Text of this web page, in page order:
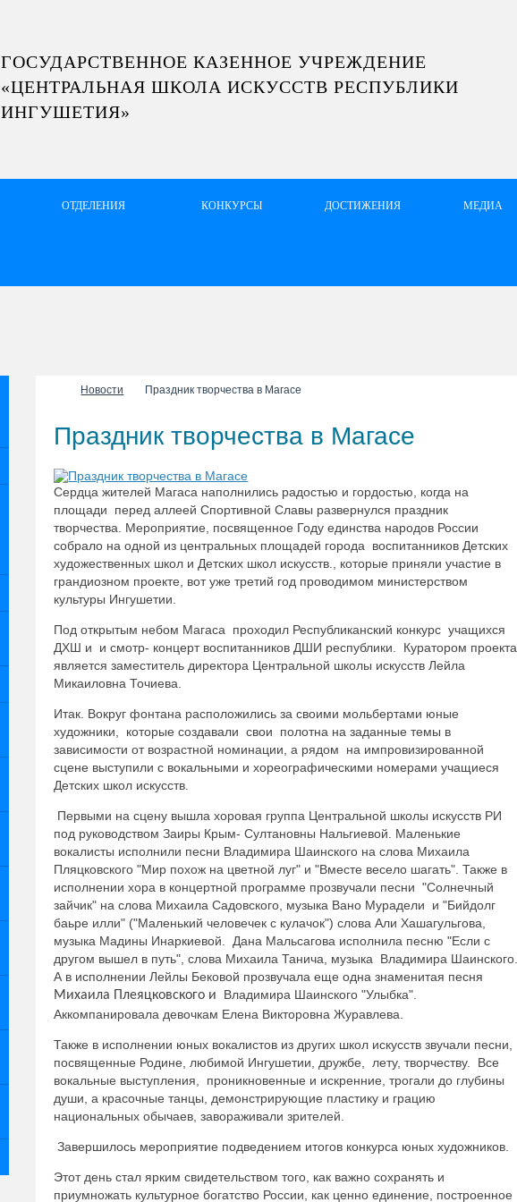
ГОСУДАРСТВЕННОЕ КАЗЕННОЕ УЧРЕЖДЕНИЕ
«ЦЕНТРАЛЬНАЯ ШКОЛА ИСКУССТВ РЕСПУБЛИКИ
ИНГУШЕТИЯ»
ОТДЕЛЕНИЯ КОНКУРСЫ ДОСТИЖЕНИЯ МЕДИА
Новости Праздник творчества в Магасе
Праздник творчества в Магасе
Сердца жителей Магаса наполнились радостью и гордостью, когда на
площади перед аллеей Спортивной Славы развернулся праздник
творчества. Мероприятие, посвященное Году единства народов России
собрало на одной из центральных площадей города воспитанников Детских
художественных школ и Детских школ искусств., которые приняли участие в
грандиозном проекте, вот уже третий год проводимом министерством
культуры Ингушетии.
Под открытым небом Магаса проходил Республиканский конкурс учащихся
ДХШ и и смотр- концерт воспитанников ДШИ республики. Куратором проекта
является заместитель директора Центральной школы искусств Лейла
Микаиловна Точиева.
Итак. Вокруг фонтана расположились за своими мольбертами юные
художники, которые создавали свои полотна на заданные темы в
зависимости от возрастной номинации, а рядом на импровизированной
сцене выступили с вокальными и хореографическими номерами учащиеся
Детских школ искусств.
Первыми на сцену вышла хоровая группа Центральной школы искусств РИ
под руководством Заиры Крым- Султановны Нальгиевой. Маленькие
вокалисты исполнили песни Владимира Шаинского на слова Михаила
Пляцковского "Мир похож на цветной луг" и "Вместе весело шагать". Также в
исполнении хора в концертной программе прозвучали песни "Солнечный
зайчик" на слова Михаила Садовского, музыка Вано Мурадели и "Бийдолг
баьре илли" ("Маленький человечек с кулачок") слова Али Хашагульгова,
музыка Мадины Инаркиевой. Дана Мальсагова исполнила песню "Если с
другом вышел в путь", слова Михаила Танича, музыка Владимира Шаинского.
А в исполнении Лейлы Бековой прозвучала еще одна знаменитая песня
Михаила Плеяцковского и Владимира Шаинского "Улыбка".
Аккомпанировала девочкам Елена Викторовна Журавлева.
Также в исполнении юных вокалистов из других школ искусств звучали песни,
посвященные Родине, любимой Ингушетии, дружбе, лету, творчеству. Все
вокальные выступления, проникновенные и искренние, трогали до глубины
души, а красочные танцы, демонстрирующие пластику и грацию
национальных обычаев, завораживали зрителей.
Завершилось мероприятие подведением итогов конкурса юных художников.
Этот день стал ярким свидетельством того, как важно сохранять и
приумножать культурное богатство России, как ценно единение, построенное